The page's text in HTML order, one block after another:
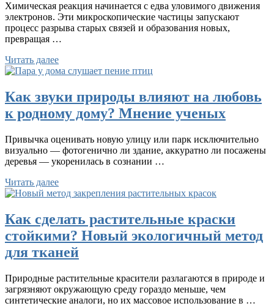
Химическая реакция начинается с едва уловимого движения
электронов. Эти микроскопические частицы запускают
процесс разрыва старых связей и образования новых,
превращая …
Читать далее
Как звуки природы влияют на любовь
к родному дому? Мнение ученых
Привычка оценивать новую улицу или парк исключительно
визуально — фотогенично ли здание, аккуратно ли посажены
деревья — укоренилась в сознании …
Читать далее
Как сделать растительные краски
стойкими? Новый экологичный метод
для тканей
Природные растительные красители разлагаются в природе и
загрязняют окружающую среду гораздо меньше, чем
синтетические аналоги, но их массовое использование в …